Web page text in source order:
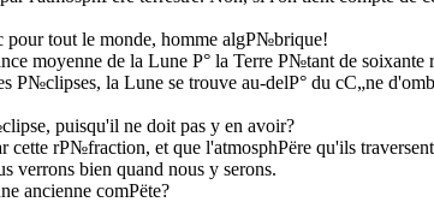
tout le monde, homme algР№brique!
moyenne de la Lune Р° la Terre Р№tant de
la Lune se trouve au-delР° du cС„ne
puisqu'il ne doit pas y en avoir?
cette rР№fraction, et que l'atmosphРёre qu'ils
bien quand nous y serons.
ancienne comРёte?